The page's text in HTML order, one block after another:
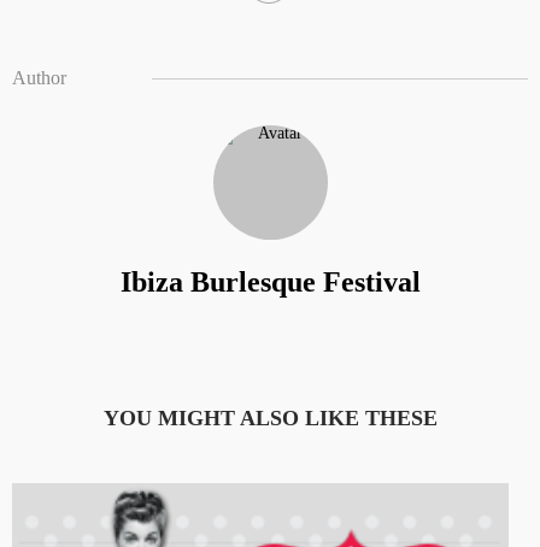
Author
Ibiza Burlesque Festival
YOU MIGHT ALSO LIKE THESE